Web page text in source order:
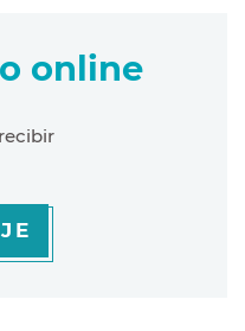
online